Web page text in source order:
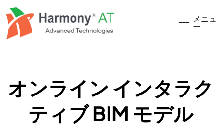
イ
コ
メニュ
ー
オンライン インタラク
ティブ BIM モデル